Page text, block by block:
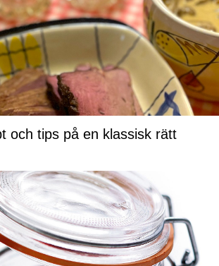
och tips på en klassisk rätt